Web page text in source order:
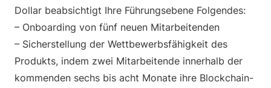
Dollar beabsichtigt Ihre Führungsebene Folgendes:
– Onboarding von fünf neuen Mitarbeitenden
– Sicherstellung der Wettbewerbsfähigkeit des
Produkts, indem zwei Mitarbeitende innerhalb der
kommenden sechs bis acht Monate ihre Blockchain-